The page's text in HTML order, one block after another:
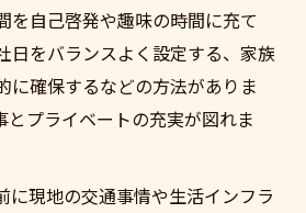
を自己啓発や趣味の時間に充て
日をバランスよく設定する、家族
に確保するなどの方法がありま
とプライベートの充実が図れま
に現地の交通事情や生活インフラ